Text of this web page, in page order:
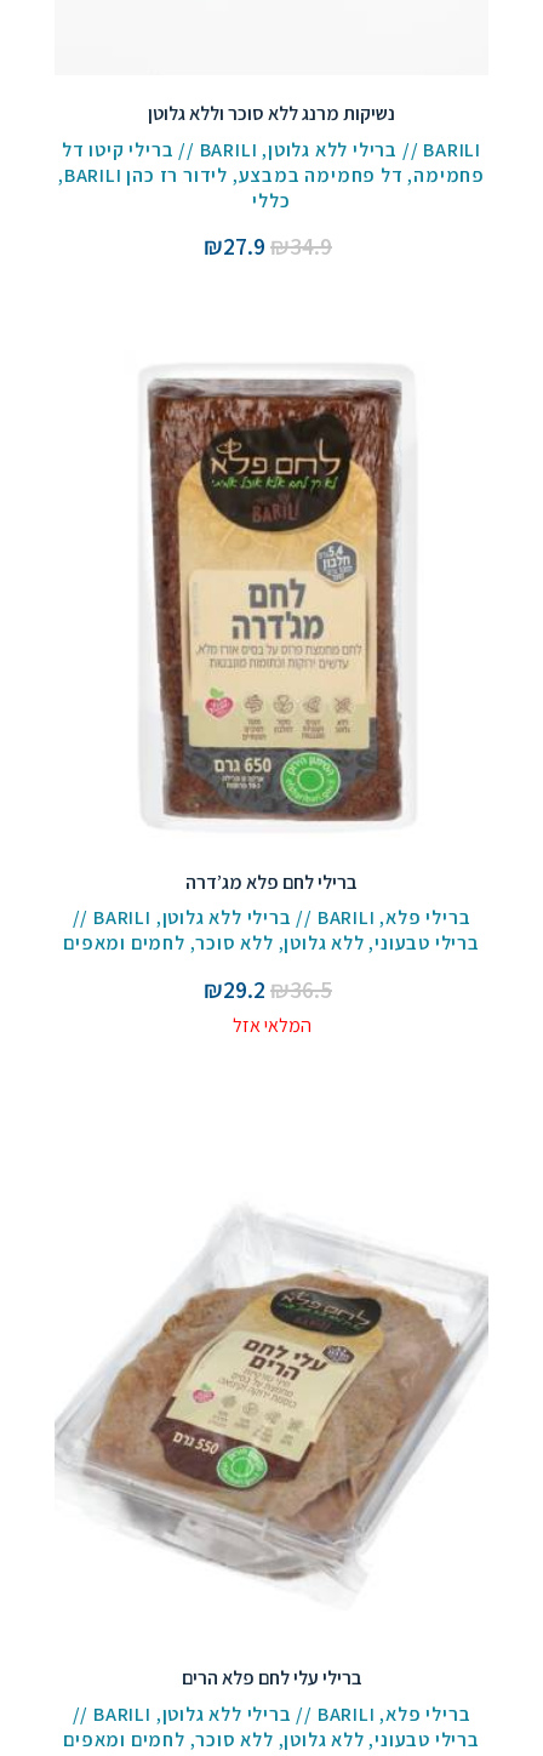
נשיקות מרנג ללא סוכר וללא גלוטן
BARILI // ברילי ללא גלוטן
,
BARILI // ברילי קיטו דל
פחמימה, דל פחמימה במבצע, לידור רז כהן BARILI
,
כללי
₪34.9
המחיר
₪27.9
ברילי לחם פלא מג’דרה
ברילי פלא, BARILI // ברילי ללא גלוטן ,
BARILI //
ברילי טבעוני,ללא גלוטן, ללא סוכר, לחמים ומאפים
₪36.5
המחיר
המקורי
₪29.2
המלאי אזל
ברילי עלי לחם פלא הרים
ברילי פלא, BARILI // ברילי ללא גלוטן ,
BARILI //
ברילי טבעוני,ללא גלוטן, ללא סוכר, לחמים ומאפים